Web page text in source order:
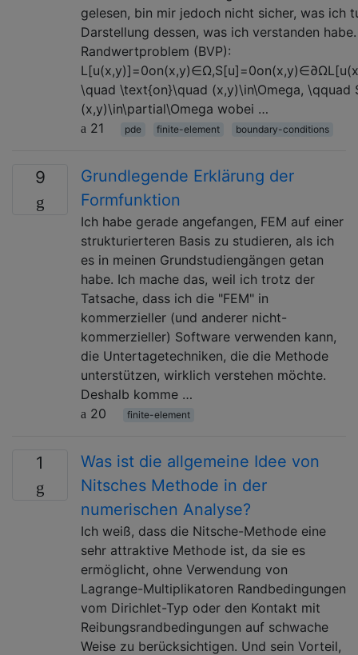
gelesen, bin mir jedoch nicht sicher, was ich
Darstellung dessen, was ich verstanden
Randwertproblem (BVP):
\quad \text{on}\quad (x,y)\in\Omega,
(x,y)\in\partial\Omega wobei …
21
pde finite-element boundary-conditions
9
Grundlegende Erklärung der
Formfunktion
Ich habe gerade angefangen, FEM auf einer
strukturierteren Basis zu studieren, als ich
es in meinen Grundstudiengängen getan
habe. Ich mache das, weil ich trotz der
Tatsache, dass ich die "FEM" in
kommerzieller (und anderer nicht-
kommerzieller) Software verwenden kann,
die Untertagetechniken, die die Methode
unterstützen, wirklich verstehen möchte.
Deshalb komme …
20
finite-element
1
Was ist die allgemeine Idee von
Nitsches Methode in der
numerischen Analyse?
Ich weiß, dass die Nitsche-Methode eine
sehr attraktive Methode ist, da sie es
ermöglicht, ohne Verwendung von
Lagrange-Multiplikatoren Randbedingungen
vom Dirichlet-Typ oder den Kontakt mit
Reibungsrandbedingungen auf schwache
Weise zu berücksichtigen. Und sein Vorteil,